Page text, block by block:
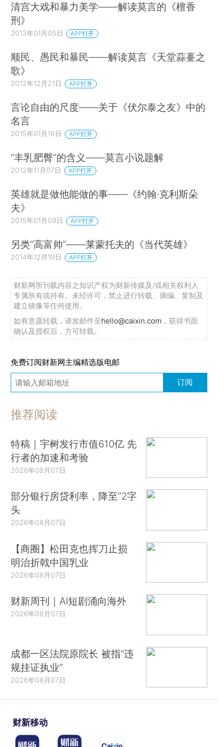
清宫大戏和暴力美学——解读莫言的《檀香
刑》
2013年01月05日 APP打开
顺民、愚民和暴民——解读莫言《天堂蒜薹之
歌》
2012年12月21日 APP打开
言论自由的尺度——关于《伏尔泰之友》中的
名言
2015年01月16日 APP打开
“丰乳肥臀”的含义——莫言小说题解
2012年11月07日 APP打开
英雄就是做他能做的事——《约翰·克利斯朵
夫》
2015年01月09日 APP打开
另类“高富帅”——莱蒙托夫的《当代英雄》
2014年12月19日 APP打开
财新网所刊载内容之知识产权为财新传媒及/或相关权利人
专属所有或持有。未经许可，禁止进行转载、摘编、复制及
建立镜像等任何使用。
如有意愿转载，请发邮件至hello@caixin.com ，获得书面
确认及授权后，方可转载。
免费订阅财新网主编精选版电邮
订阅
推荐阅读
特稿｜宇树发行市值610亿 先
行者的加速和考验
2026年08月07日
部分银行房贷利率，降至“2字
头
2026年08月07日
【商圈】松田克也挥刀止损
明治折戟中国乳业
2026年08月07日
财新周刊｜AI短剧涌向海外
2026年08月07日
成都一区法院原院长 被指“违
规挂证执业”
2026年08月07日
财新移动